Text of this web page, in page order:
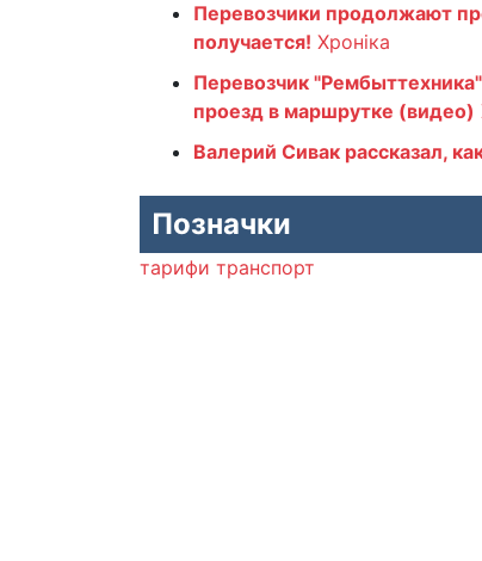
Перевозчики продолжают
получается! Хроніка
Перевозчик
проезд в маршрутке (видео)
Валерий Сивак рассказал,
Позначки
тарифи транспорт